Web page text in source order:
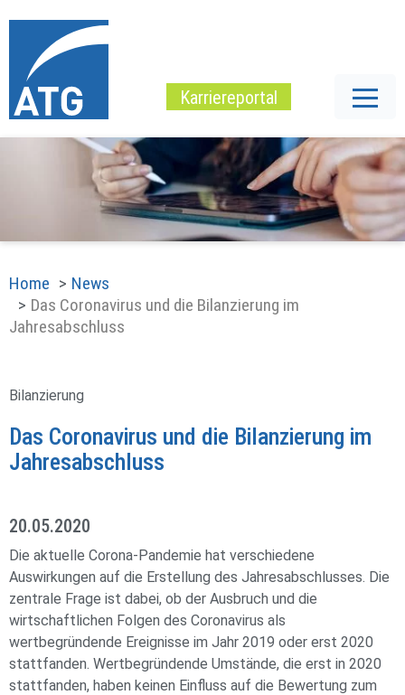
Karriereportal
Home
News
Das Coronavirus und die Bilanzierung im
Jahresabschluss
Bilanzierung
Das Coronavirus und die Bilanzierung im
Jahresabschluss
20.05.2020
Die aktuelle Corona-Pandemie hat verschiedene
Auswirkungen auf die Erstellung des Jahresabschlusses. Die
zentrale Frage ist dabei, ob der Ausbruch und die
wirtschaftlichen Folgen des Coronavirus als
wertbegründende Ereignisse im Jahr 2019 oder erst 2020
stattfanden. Wertbegründende Umstände, die erst in 2020
stattfanden, haben keinen Einfluss auf die Bewertung zum